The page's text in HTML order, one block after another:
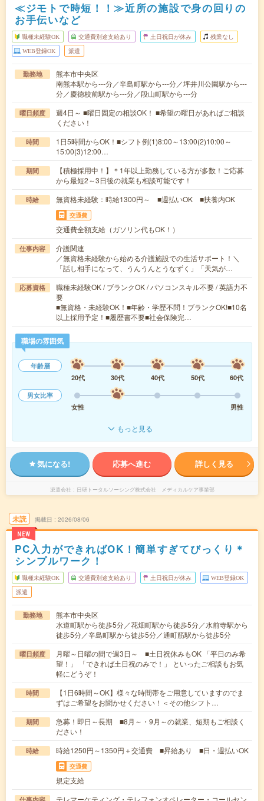
≪ジモトで時短！！≫近所の施設で身の回りの
お手伝いなど
職種未経験OK 交通費別途支給あり 土日祝日が休み 残業なし
WEB登録OK 派遣
勤務地
熊本市中央区
南熊本駅から---分／辛島町駅から---分／坪井川公園駅から---
分／慶徳校前駅から---分／段山町駅から---分
曜日頻度
週4日～ ■曜日固定の相談OK！ ■希望の曜日があればご相談
ください！
時間
1日5時間からOK！■シフト例(1)8:00～13:00(2)10:00～
15:00(3)12:00…
期間
【積極採用中！】＊1年以上勤務している方が多数！ご応募
から最短2～3日後の就業も相談可能です！
時給 無資格未経験：時給1300円～ ■週払いOK ■扶養内OK
交通費
交通費全額支給（ガソリン代もOK！）
仕事内容
介護関連
／無資格未経験から始める介護施設での生活サポート！＼
「話し相手になって、うんうんとうなずく」「天気が…
応募資格
職種未経験OK / ブランクOK / パソコンスキル不要 / 英語力不
要
■無資格・未経験OK！■年齢・学歴不問！ブランクOK!■10名
以上採用予定！■履歴書不要■社会保険完…
職場の雰囲気
年齢層
20代
30代 40代 50代
60代
男女比率
女性
男性
もっと見る
気になる! 応募へ進む 詳しく見る
派遣会社 日研トータルソーシング株式会社 メディカルケア事業部
未読
NEW
掲載日 2026/08/06
PC入力ができればOK！簡単すぎてびっくり＊
シンプルワーク！
職種未経験OK 交通費別途支給あり 土日祝日が休み WEB登録OK
派遣
勤務地
熊本市中央区
水道町駅から徒歩5分／花畑町駅から徒歩5分／水前寺駅から
徒歩5分／辛島町駅から徒歩5分／通町筋駅から徒歩5分
曜日頻度
月曜～日曜の間で週3日～ ■土日祝休みもOK 「平日のみ希
望！」 「できれば土日祝のみで！」 といったご相談もお気
軽にどうぞ！
時間
【1日6時間～OK】様々な時間帯をご用意していますのでま
ずはご希望をお聞かせください！＜その他シフト…
期間
急募！即日～長期 ■8月～・9月～の就業、短期もご相談く
ださい！
時給 時給1250円～1350円＋交通費 ■昇給あり ■日・週払いOK
交通費
規定支給
テレマーケティング・テレフォンオペレーター・コールセン